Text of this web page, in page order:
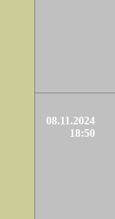
08.11.2024
18:50